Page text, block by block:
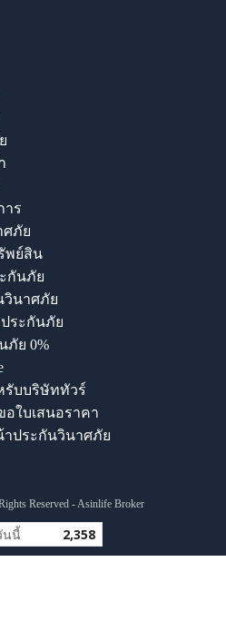
าร
ศภัย
พย์สิน
กันภัย
วินาศภัย
ระกันภัย
ภัย 0%
รับบริษัททัวร์
ใบเสนอราคา
ประกันวินาศภัย
Reserved - Asinlife Broker
นนี้ 2,358